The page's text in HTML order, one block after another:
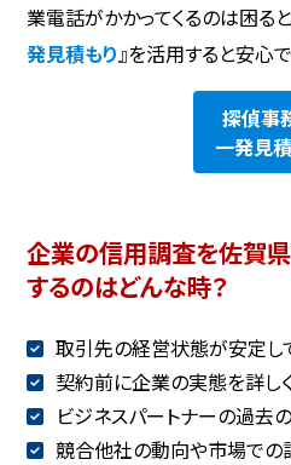
業電話がかかってくるのは困ると
発見積もり 』を活用すると安心で
探偵事
一発見
企業の信用調査を佐賀
するのはどんな時？
取引先の経営状態が安定し
契約前に企業の実態を詳し
ビジネスパートナーの過去
競合他社の動向や市場での